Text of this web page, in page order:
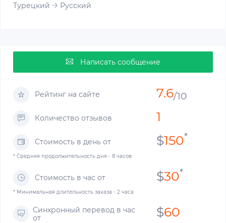
Турецкий
Русский
Написать сообщение
Рейтинг на сайте 7.6/10
Количество отзывов 1
Стоимость в день от $150*
* Средняя продолжительность дня - 8 часов
Стоимость в час от $30*
* Минимальная длительность заказа - 2 часа
Синхронный перевод в час
от
$60